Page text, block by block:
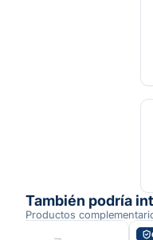
También podría
Productos